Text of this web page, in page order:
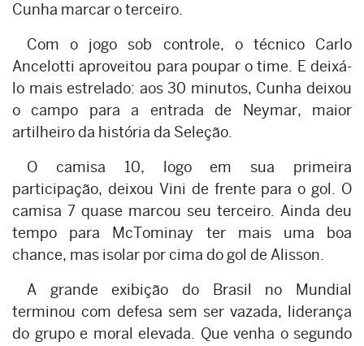
Cunha marcar o terceiro.
Com o jogo sob controle, o técnico Carlo
Ancelotti aproveitou para poupar o time. E deixá-
lo mais estrelado: aos 30 minutos, Cunha deixou
o campo para a entrada de Neymar, maior
artilheiro da história da Seleção.
O camisa 10, logo em sua primeira
participação, deixou Vini de frente para o gol. O
camisa 7 quase marcou seu terceiro. Ainda deu
tempo para McTominay ter mais uma boa
chance, mas isolar por cima do gol de Alisson.
A grande exibição do Brasil no Mundial
terminou com defesa sem ser vazada, liderança
do grupo e moral elevada. Que venha o segundo